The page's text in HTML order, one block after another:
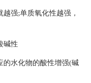
强;单质氧化性越强，
碱性
水化物的酸性增强(碱